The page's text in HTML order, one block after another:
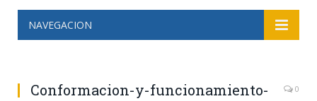
NAVEGACION
Conformacion-y-funcionamiento-
0